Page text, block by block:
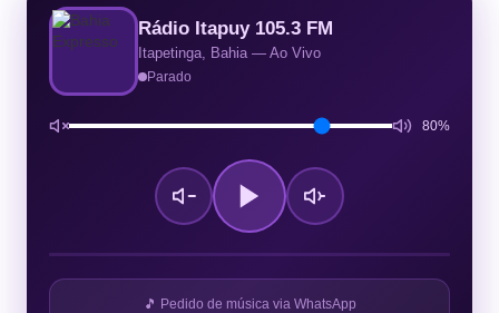
Rádio Itapuy 105.3 FM
Itapetinga, Bahia — Ao Vivo
Parado
80%
🎵 Pedido de música via WhatsApp